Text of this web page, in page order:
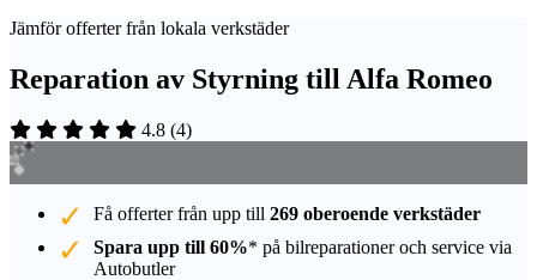
Jämför offerter från lokala verkstäder
Reparation av Styrning till Alfa Romeo
4.8 (4)
Få offerter från upp till 269 oberoende verkstäder
Spara upp till 60%* på bilreparationer och service via
Autobutler